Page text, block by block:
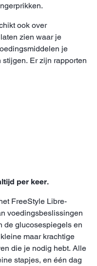
ook over
zien waar je
je
Er zijn rapporten
per keer.
FreeStyle Libre-
voedingsbeslissingen
de glucosespiegels en
maar krachtige
die je nodig hebt. Alle
stapjes, en één dag